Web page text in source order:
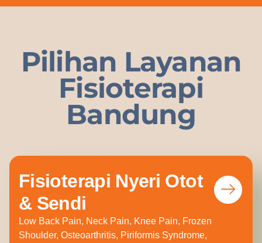
Pilihan Layanan
Fisioterapi
Bandung
Fisioterapi Nyeri Otot
& Sendi
Low Back Pain, Neck Pain, Knee Pain, Frozen
Shoulder, Osteoarthritis, Piriformis Syndrome,